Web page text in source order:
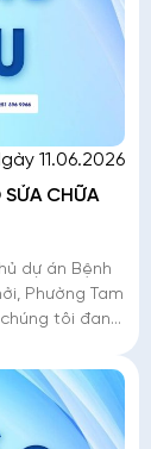
11.06.2026
CHỮA
dự án Bệnh
Phường Tam
tôi đang